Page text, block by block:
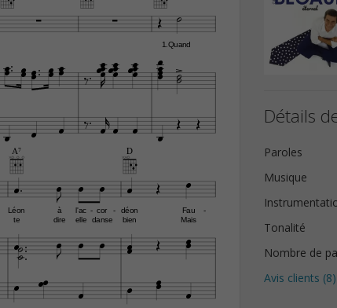
1.Quand
Léon
te
A7
à
dire
l'ac
elle
cor
danse
-
déon
bien
D
-
Fau
Mais
-
 

 

 

 

  





 

 


 

        
 
     


 
   
  

 
   
 
Détails
Paroles
Musique
Tonalité
Nombre de
Avis clients (8)